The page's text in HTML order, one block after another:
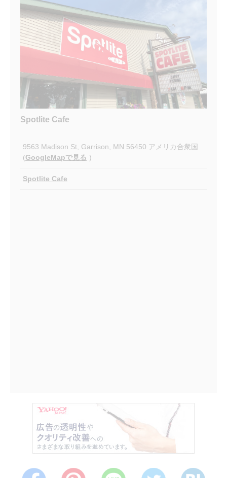
Spotlite Cafe
9563 Madison St, Garrison, MN 56450 アメリカ合衆国
(GoogleMapで見る )
Spotlite Cafe